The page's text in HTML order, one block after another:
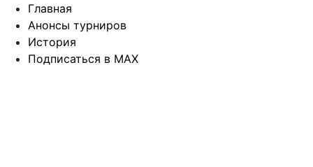
Главная
Анонсы турниров
История
Подписаться в MAX